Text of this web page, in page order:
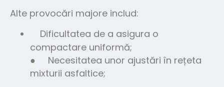
Alte provocări majore includ:
Dificultatea de a asigura o
compactare uniformă;
● Necesitatea unor ajustări în rețeta
mixturii asfaltice;